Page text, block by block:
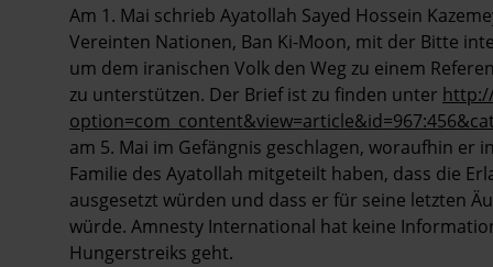
Am 1. Mai schrieb Ayatollah Sayed Hossein
Vereinten Nationen, Ban Ki-Moon, mit der Bitte
um dem iranischen Volk den Weg zu einem
zu unterstützen. Der Brief ist zu finden unter
am 5. Mai im Gefängnis geschlagen, woraufhin
Familie des Ayatollah mitgeteilt haben, dass die
ausgesetzt würden und dass er für seine letzten
würde. Amnesty International hat keine
Hungerstreiks geht.